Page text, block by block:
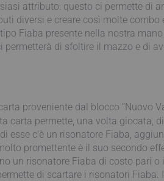
attributo: questo ci permette di
diversi e creare così molte combo
Fiaba presente nella nostra mano
di sfoltire il mazzo e di
proveniente dal blocco “Nuovo
carta permette, una volta giocata,
esse c’è un risonatore Fiaba,
promettente è il suo secondo
un risonatore Fiaba di costo pari
di scartare i risonatori